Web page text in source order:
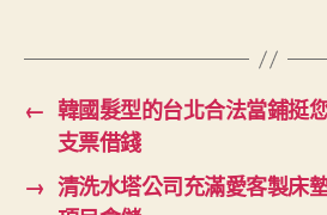
← 韓國髮型的台北合法當鋪挺
支票借錢
→ 清洗水塔公司充滿愛客製床